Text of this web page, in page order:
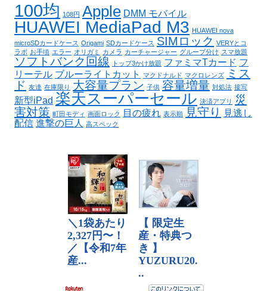
100均 108円 Apple DMM モバイル
HUAWEI MediaPad M3 HUAWEI nova
microSDカードケース Origami SDカードケース SIMロック VERYとコ
ラボ お手頃 エラー オリガミ カメラ カーチャージャー グループ分け スマ放題
ソフトバンク回線 トップ3かけ放題 ファミマTカード フ
リーテル ブルーライトカット マクドナルド マクロレンズ
ミス
ド 友達 在庫限り 大容量プラン 子供 容量増量 対処法 接写
新型iPad 楽天スーパーセール 決済アプリ
災
害対策 町田モディ 画面ロック 目の疲れ 表示順 見守り
見逃し
配信 進撃の巨人 高スペック